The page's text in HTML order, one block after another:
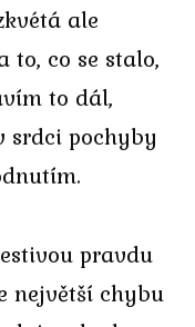
ale
to, co se stalo,
to dál,
srdci pochyby
pravdu
největší chybu